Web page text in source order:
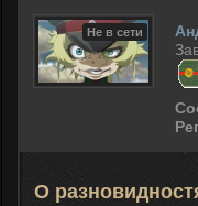
Не в сети
О